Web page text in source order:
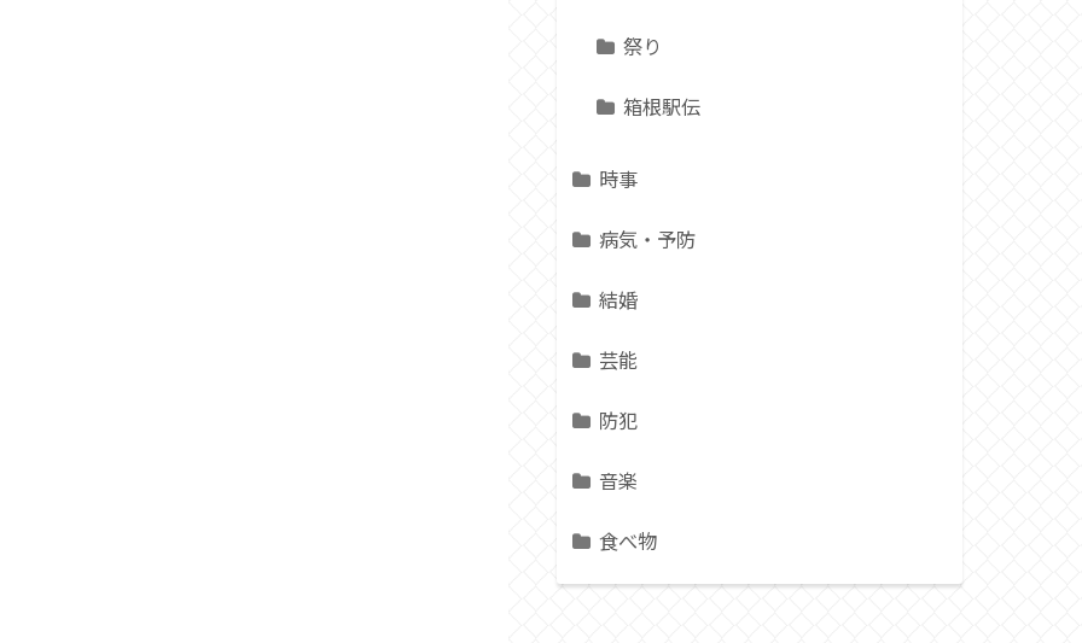
祭り
箱根駅伝
時事
病気・予防
結婚
芸能
防犯
音楽
食べ物